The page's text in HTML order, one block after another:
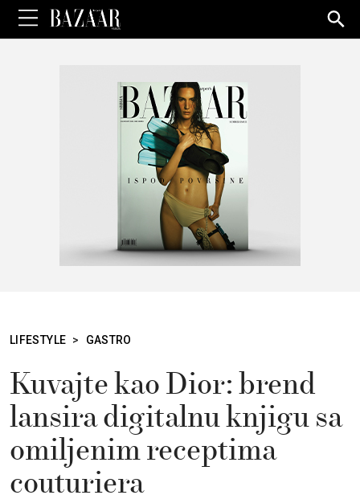
for:
LIFESTYLE > GASTRO
Kuvajte kao Dior: brend
lansira digitalnu knjigu sa
omiljenim receptima
couturiera